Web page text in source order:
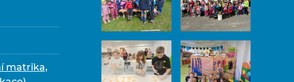
matrika,